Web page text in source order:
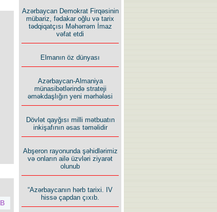
B
Azərbaycan Demokrat Firqəsinin
mübariz, fədakar oğlu və tarix
tədqiqatçısı Məhərrəm İmaz
vəfat etdi
Elmanın öz dünyası
Azərbaycan-Almaniya
münasibətlərində strateji
əməkdaşlığın yeni mərhələsi
Dövlət qayğısı milli mətbuatın
inkişafının əsas təməlidir
Abşeron rayonunda şəhidlərimiz
və onların ailə üzvləri ziyarət
olunub
“Azərbaycanın hərb tarixi. IV
hissə çapdan çıxıb.